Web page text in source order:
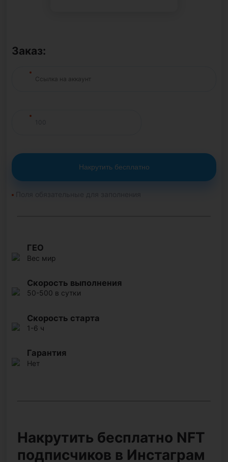
Заказ:
Накрутить бесплатно
ГЕО
Вес мир
Скорость выполнения
50-500 в сутки
Скорость старта
1-6 ч
Гарантия
Нет
Накрутить бесплатно NFT
подписчиков в Инстаграм